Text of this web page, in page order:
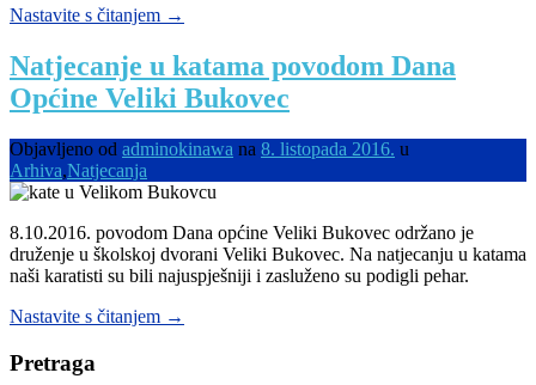
Nastavite s čitanjem “U
Bukovcu
održano
klupsko
u
katama”
→
Natjecanje u katama povodom Dana
Općine Veliki Bukovec
Objavljeno od adminokinawa na 8. listopada 2016. u
Arhiva,Natjecanja
8.10.2016. povodom Dana općine Veliki Bukovec održano je
druženje u školskoj dvorani Veliki Bukovec. Na natjecanju u katama
naši karatisti su bili najuspješniji i zasluženo su podigli pehar.
Nastavite s čitanjem “Natjecanje
→
Pretraga